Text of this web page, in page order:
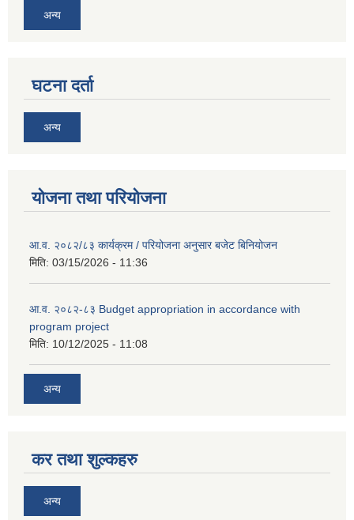
अन्य
घटना दर्ता
अन्य
योजना तथा परियोजना
आ.व. २०८२/८३ कार्यक्रम / परियोजना अनुसार बजेट बिनियोजन
मिति: 03/15/2026 - 11:36
आ.व. २०८२-८३ Budget appropriation in accordance with
program project
मिति: 10/12/2025 - 11:08
अन्य
कर तथा शुल्कहरु
अन्य